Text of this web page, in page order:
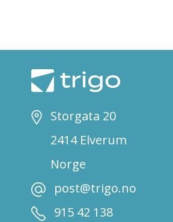
Storgata 20
2414 Elverum
Norge
post@trigo.no
915 42 138